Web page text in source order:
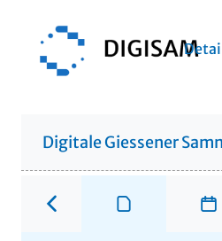
Digitale Giessener